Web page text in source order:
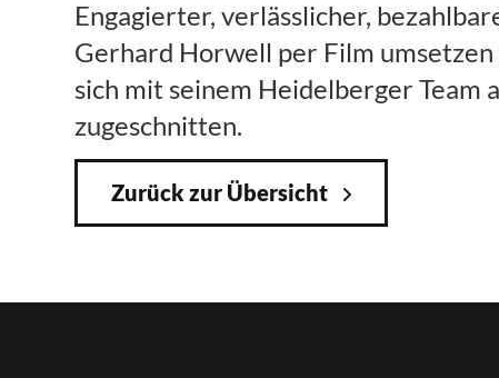
Engagierter, verlässlicher,
Gerhard Horwell per Film
sich mit seinem Heidelberger Team
zugeschnitten.
Zurück zur Übersicht